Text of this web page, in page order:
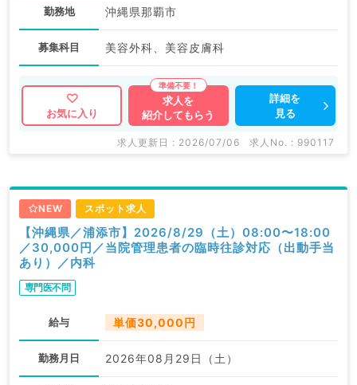
勤務地 沖縄県那覇市
募集科目 美容外科、美容皮膚科
お気に入り
求人を
紹介してもらう
詳細を
見る
求人更新日 : 2026/07/06 求人No. : 990117
NEW スポット求人
【沖縄県／浦添市】2026/8/29（土）08:00〜18:00
／30,000円／当院管理患者の臨時往診対応（出動手当
あり）／内科
専門医不問
給与 単価30,000円
勤務月日 2026年08月29日（土）